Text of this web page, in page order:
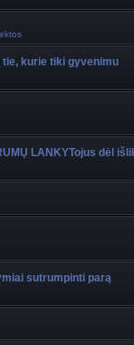
kurie tiki gyvenimu
LANKYTojus dėl
sutrumpinti parą